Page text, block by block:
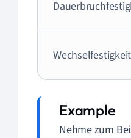
Wechselfestigkeit
Nehme zum